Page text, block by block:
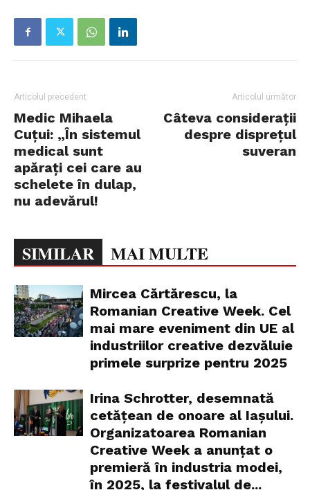
Articolul precedent
Medic Mihaela
Cuțui: „În sistemul
medical sunt
apărați cei care au
schelete în dulap,
nu adevărul!
Articolul următor
Câteva considerații
despre disprețul
suveran
SIMILAR MAI MULTE
Mircea Cărtărescu, la
Romanian Creative Week. Cel
mai mare eveniment din UE al
industriilor creative dezvăluie
primele surprize pentru 2025
Irina Schrotter, desemnată
cetățean de onoare al Iașului.
Organizatoarea Romanian
Creative Week a anunțat o
premieră în industria modei,
în 2025, la festivalul de...